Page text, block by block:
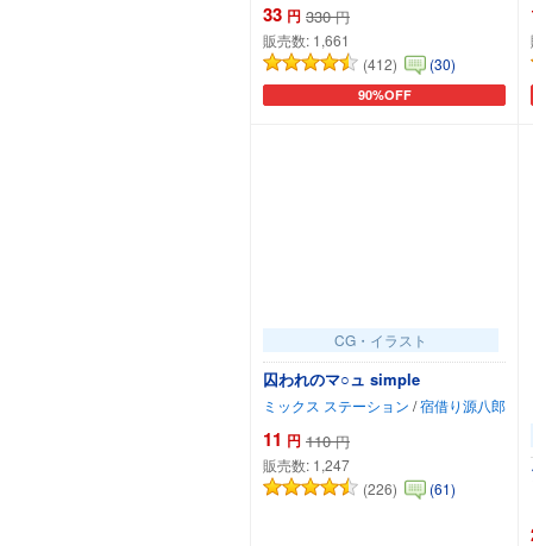
33 円 330 円
販売数: 1,661
(412)
(30)
90%OFF
カートに追加
CG・イラスト
囚われのマ○ュ simple
ミックス ステーション /宿借り源八郎
11 円 110 円
販売数: 1,247
(226)
(61)